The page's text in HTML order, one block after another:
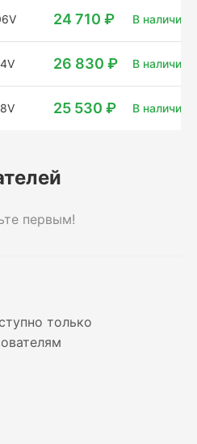
24 710 ₽ В наличии:
26 830 ₽ В наличии:
25 530 ₽ В наличии:
первым!
только